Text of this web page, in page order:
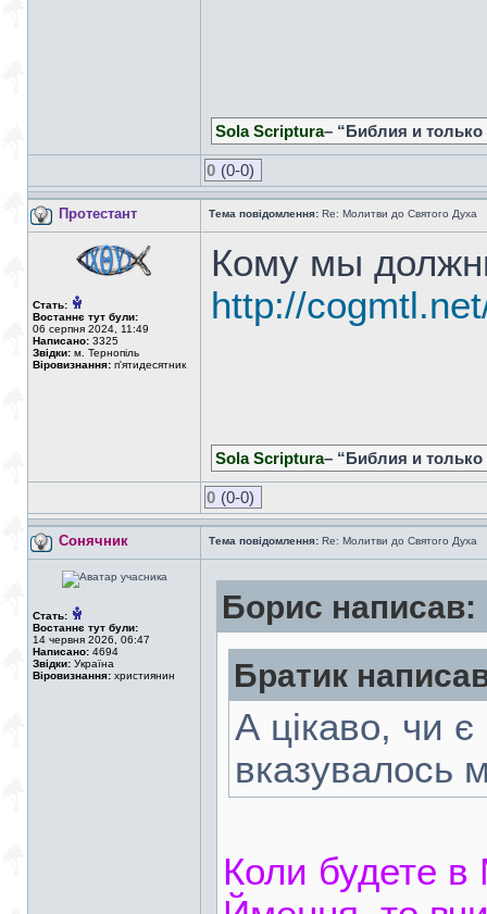
Sola Scriptura– “Библия и
0 (0-0)
Протестант Тема повідомлення: Re: Молитви до Святого Духа
Стать:
Востаннє тут були:
06 серпня 2024, 11:49
Написано: 3325
Звідки: м. Тернопіль
Віровизнання: п'ятидесятник
Кому мы
http://
Sola Scriptura– “Библия и
0 (0-0)
Сонячник Тема повідомлення: Re: Молитви до Святого Духа
Стать:
Востаннє тут були:
14 червня 2026, 06:47
Написано: 4694
Звідки: Україна
Віровизнання: християнин
Борис написав:
Братик
А цікаво, чи є
вказувалось
Коли будете